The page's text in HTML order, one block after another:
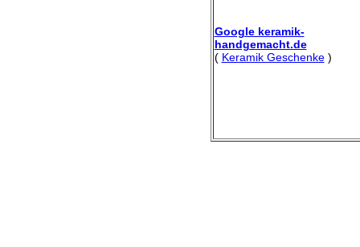
Google keramik-
handgemacht.de
( Keramik Geschenke)